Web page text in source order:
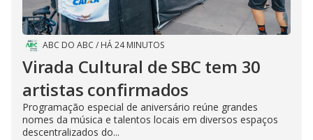
ABC DO ABC / HÁ 24 MINUTOS
Virada Cultural de SBC tem 30
artistas confirmados
Programação especial de aniversário reúne grandes
nomes da música e talentos locais em diversos espaços
descentralizados do...